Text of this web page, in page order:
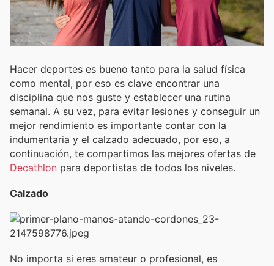
Hacer deportes es bueno tanto para la salud física
como mental, por eso es clave encontrar una
disciplina que nos guste y establecer una rutina
semanal. A su vez, para evitar lesiones y conseguir un
mejor rendimiento es importante contar con la
indumentaria y el calzado adecuado, por eso, a
continuación, te compartimos las mejores ofertas de
Decathlon para deportistas de todos los niveles.
Calzado
No importa si eres amateur o profesional, es